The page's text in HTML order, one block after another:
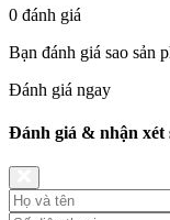
0 đánh giá
Bạn đánh giá sao sản
Đánh giá ngay
Đánh giá & nhận xét